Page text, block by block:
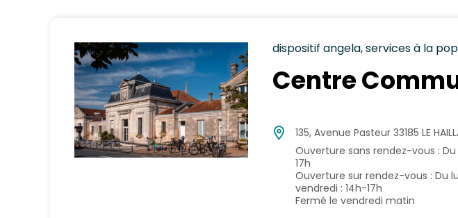
dispositif angela, services à la
Centre
135, Avenue Pasteur 33185 LE
Ouverture sans rendez-vous :
17h
Ouverture sur rendez-vous : Du
vendredi : 14h-17h
Fermé le vendredi matin